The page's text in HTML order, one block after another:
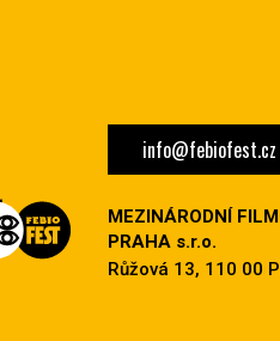
info@febiofest.cz
MEZINÁRODNÍ
PRAHA s.r.o.
Růžová 13, 110 00